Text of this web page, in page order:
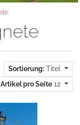
Sortierung: Titel
Artikel pro Seite 12